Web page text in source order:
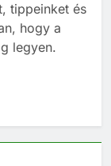
TARTÁS
tartása:
kell
tippeinket és
hogy a
legyen.